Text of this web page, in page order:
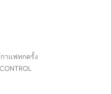
าแฟทกครั้ง